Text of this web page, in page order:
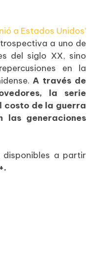
a Estados Unidos’
a uno de
del siglo XX, sino
en la
A través de
la serie
costo de la guerra
las generaciones
disponibles a partir